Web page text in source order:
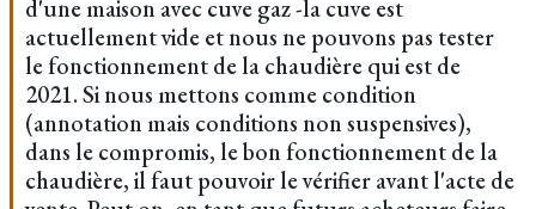
d'une maison avec cuve gaz -la cuve est
actuellement vide et nous ne pouvons pas tester
le fonctionnement de la chaudière qui est de
2021. Si nous mettons comme condition
(annotation mais conditions non suspensives),
dans le compromis, le bon fonctionnement de la
chaudière, il faut pouvoir le vérifier avant l'acte de